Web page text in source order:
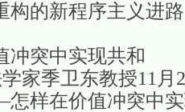
构的新程序主义进路
突中实现共和
季卫东教授11月20
样在价值冲突中